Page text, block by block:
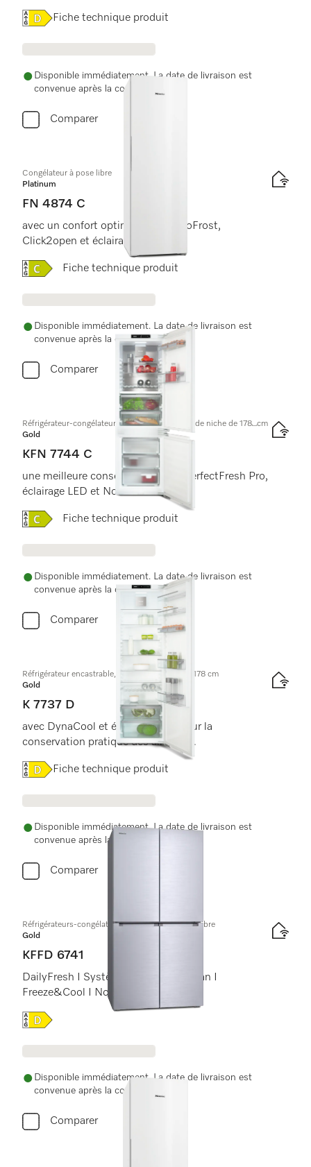
Online Label Flag, Label énergétique
Fiche technique produit
Disponible immédiatement. La date de livraison est
convenue après la commande.
Comparer
Congélateur à pose libre
Platinum
FN 4874 C
avec un confort optimal grâce à NoFrost,
Click2open et éclairage LED.
Online Label Flag, Label énergétique
Fiche technique produit
Disponible immédiatement. La date de livraison est
convenue après la commande.
Comparer
Réfrigérateur-congélateur encastrable, hauteur de niche de 178⎵cm
Gold
KFN 7744 C
une meilleure conservation, avec PerfectFresh Pro,
éclairage LED et NoFrost.
Online Label Flag, Label énergétique
Fiche technique produit
Disponible immédiatement. La date de livraison est
convenue après la commande.
Comparer
Réfrigérateur encastrable, hauteur de niche de 178 cm
Gold
K 7737 D
avec DynaCool et éclairage LED pour la
conservation pratique des aliments.
Online Label Flag, Label énergétique
Fiche technique produit
Disponible immédiatement. La date de livraison est
convenue après la commande.
Comparer
Réfrigérateurs-congélateurs FrenchDoor à pose libre
Gold
KFFD 6741
DailyFresh I Système Longlife AirClean I
Freeze&Cool I NoFrost I DynaCool
Online Label Flag, Label énergétique
Disponible immédiatement. La date de livraison est
convenue après la commande.
Comparer